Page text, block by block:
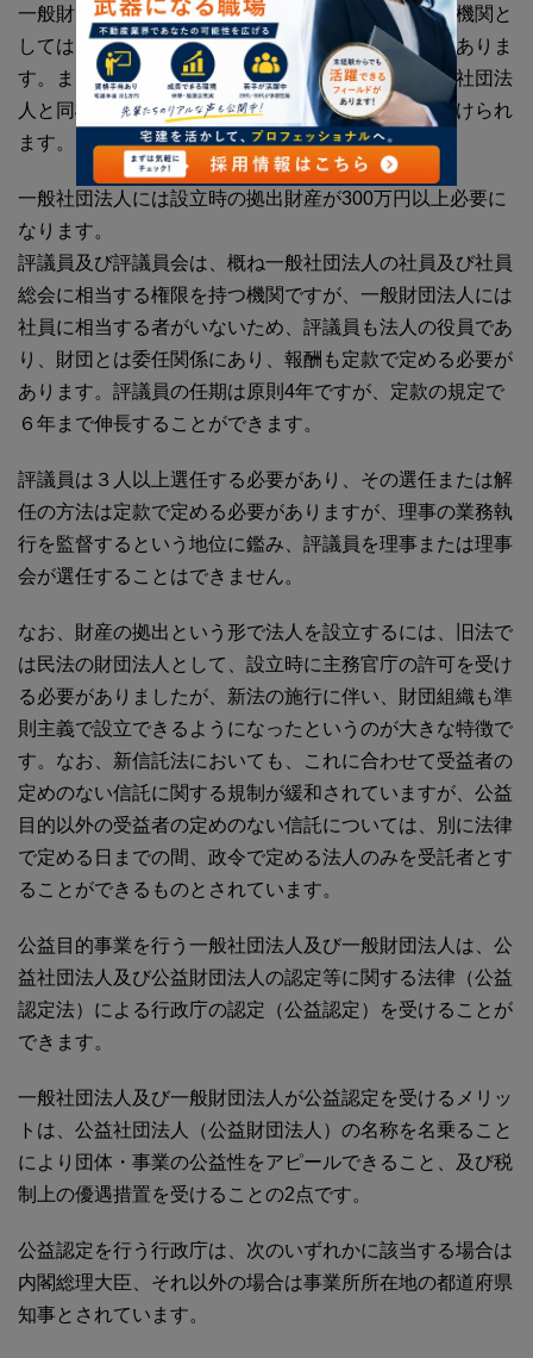
一般財団法人において、必ず置かなければならない機関と
しては、評議員、評議員会、理事、理事会、監事がありま
す。また、大規模一般財団法人（定義は大規模一般社団法
人と同様）については、会計監査人の設置も義務づけられ
ます。
一般社団法人には設立時の拠出財産が300万円以上必要に
なります。
評議員及び評議員会は、概ね一般社団法人の社員及び社員
総会に相当する権限を持つ機関ですが、一般財団法人には
社員に相当する者がいないため、評議員も法人の役員であ
り、財団とは委任関係にあり、報酬も定款で定める必要が
あります。評議員の任期は原則4年ですが、定款の規定で
６年まで伸長することができます。
評議員は３人以上選任する必要があり、その選任または解
任の方法は定款で定める必要がありますが、理事の業務執
行を監督するという地位に鑑み、評議員を理事または理事
会が選任することはできません。
なお、財産の拠出という形で法人を設立するには、旧法で
は民法の財団法人として、設立時に主務官庁の許可を受け
る必要がありましたが、新法の施行に伴い、財団組織も準
則主義で設立できるようになったというのが大きな特徴で
す。なお、新信託法においても、これに合わせて受益者の
定めのない信託に関する規制が緩和されていますが、公益
目的以外の受益者の定めのない信託については、別に法律
で定める日までの間、政令で定める法人のみを受託者とす
ることができるものとされています。
公益目的事業を行う一般社団法人及び一般財団法人は、公
益社団法人及び公益財団法人の認定等に関する法律（公益
認定法）による行政庁の認定（公益認定）を受けることが
できます。
一般社団法人及び一般財団法人が公益認定を受けるメリッ
トは、公益社団法人（公益財団法人）の名称を名乗ること
により団体・事業の公益性をアピールできること、及び税
制上の優遇措置を受けることの2点です。
公益認定を行う行政庁は、次のいずれかに該当する場合は
内閣総理大臣、それ以外の場合は事業所所在地の都道府県
知事とされています。